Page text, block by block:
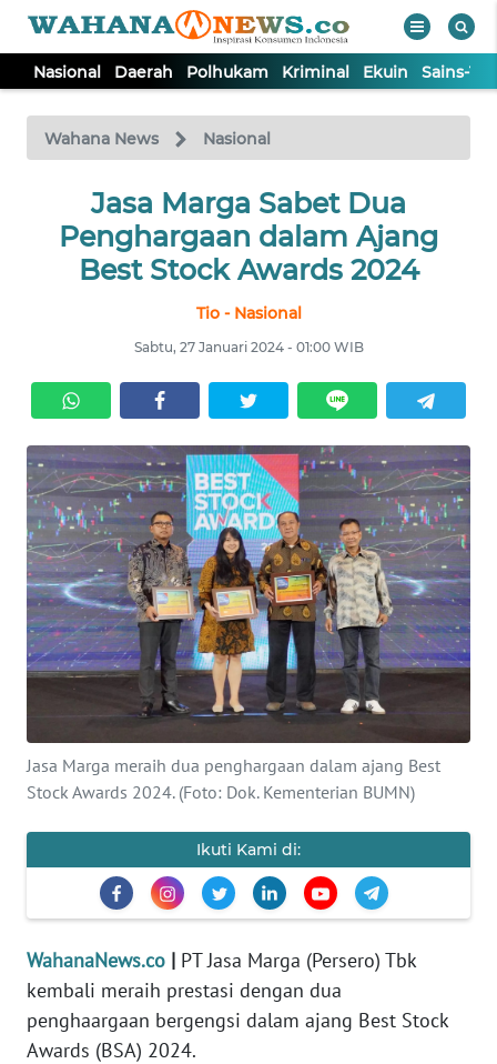
Nasional Daerah Polhukam Kriminal Ekuin Sains-
Wahana News Nasional
Jasa Marga Sabet Dua
Penghargaan dalam Ajang
Best Stock Awards 2024
Tio - Nasional
Sabtu, 27 Januari 2024 - 01:00 WIB
Jasa Marga meraih dua penghargaan dalam ajang Best
Stock Awards 2024. (Foto: Dok. Kementerian BUMN)
Ikuti Kami di:
WahanaNews.co | PT Jasa Marga (Persero) Tbk
kembali meraih prestasi dengan dua
penghaargaan bergengsi dalam ajang Best Stock
Awards (BSA) 2024.
TV
Tutup
NASIONAL
DAERAH
KRIMINAL
EKUIN
SAINS-TEKNO
KESEHATAN
INTERNASIONAL
SERBA-SERBI
PENDIDIKAN
Informasi
INDEKS